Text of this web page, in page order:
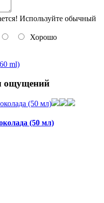
Используйте обычный
Хорошо
ml)
ощущений
(50 мл)